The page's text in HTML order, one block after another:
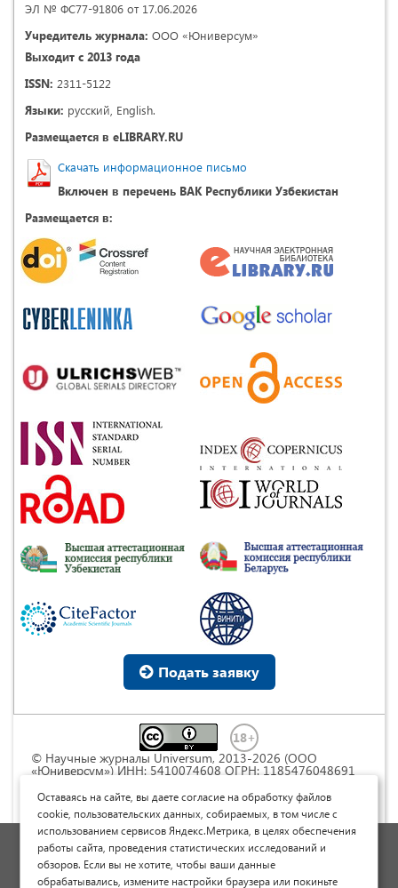
ЭЛ № ФС77-91806 от 17.06.2026
Учредитель журнала: ООО «Юниверсум»
Выходит с 2013 года
ISSN: 2311-5122
Языки: русский, English.
Размещается в eLIBRARY.RU
Скачать информационное письмо
Включен в перечень ВАК Республики Узбекистан
Размещается в:
Подать заявку
© Научные журналы Universum, 2013-2026 (ООО
«Юниверсум») ИНН: 5410074608 ОГРН: 1185476048691
Commons « Attribution» («Атрибуция») 4.0
Непортированная
Политика обработки персональных данных
Договор оферты
Оставаясь на сайте, вы даете согласие на обработку файлов
cookie, пользовательских данных, собираемых, в том числе с
использованием сервисов Яндекс.Метрика, в целях обеспечения
работы сайта, проведения статистических исследований и
обзоров. Если вы не хотите, чтобы ваши данные
обрабатывались, измените настройки браузера или покиньте